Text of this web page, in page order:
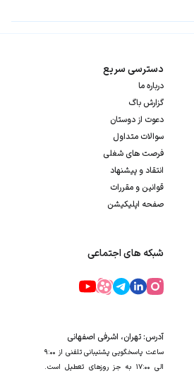
دسترسی سریع
درباره ما
گزارش باگ
دعوت از دوستان
سوالات متداول
فرصت های شغلی
انتقاد و پیشنهاد
قوانین و مقررات
صفحه اپلیکیشن
شبکه های اجتماعی
آدرس: تهران، اشرفی اصفهانی
ساعت پاسخگویی پشتیبانی تلفنی از ۹:۰۰
الی ۱۷:۰۰ به جز روزهای تعطیل است.